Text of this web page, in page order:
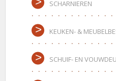
SCHARNIEREN
KEUKEN- &
SCHUIF- EN